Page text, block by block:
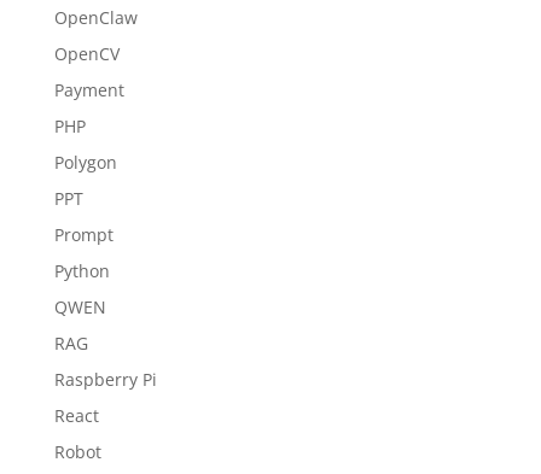
OpenClaw
OpenCV
Payment
PHP
Polygon
PPT
Prompt
Python
QWEN
RAG
Raspberry Pi
React
Robot